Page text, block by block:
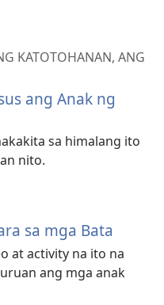
KATOTOHANAN, ANG
ang Anak ng
sa himalang ito
nito.
sa mga Bata
at activity na ito na
ang mga anak